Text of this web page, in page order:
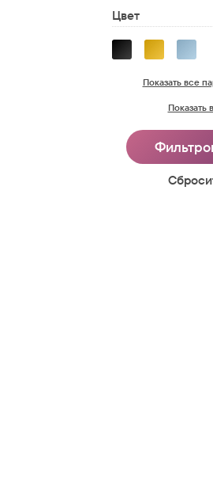
Цвет
Показать все
Показать